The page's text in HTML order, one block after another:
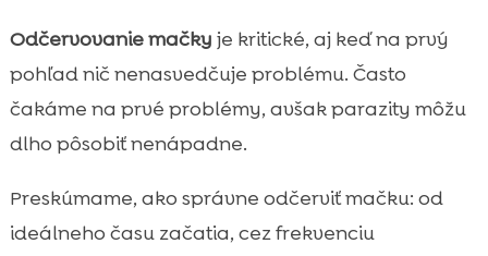
 odčervenie mačky: kedy začať a ako často
ho opakovať
 Odčervenie podľa životného štýlu: bytová,
vonkajšia a poľovníčka
vybrať tú správnu

Ako správne podať odčervovaciu tabletku
Odčervovanie mačky je kritické, aj keď na prvý
pohľad nič nenasvedčuje problému. Často
čakáme na prvé problémy, avšak parazity môžu
dlho pôsobiť nenápadne.
Preskúmame, ako správne odčerviť mačku: od
ideálneho času začatia, cez frekvenciu